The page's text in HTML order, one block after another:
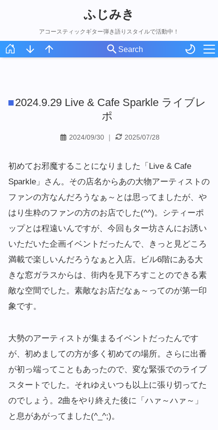
ふじみき
アコースティックギター弾き語りスタイルで活動中！
オリジナル曲
ライブ写真
2024.9.29 Live & Cafe Sparkle ライブレ
ポ
2024/09/30 ｜ 2025/07/28
初めてお邪魔することになりました「Live & Cafe
Sparkle」さん。その店名からあの大物アーティストの
ファンの方なんだろうなぁ～とは思ってましたが、や
はり生粋のファンの方のお店でした(^^)。シティーポ
ップとは程遠いんですが、今回もター坊さんにお誘い
いただいた企画イベントだったんで、きっと見どころ
満載で楽しいんだろうなぁと入店。ビル6階にある大
きな窓ガラスからは、街内を見下ろすことのできる素
敵な空間でした。素敵なお店だなぁ～ってのが第一印
象です。
大勢のアーティストが集まるイベントだったんです
が、初めましての方が多く初めての場所。さらに出番
が初っ端ってこともあったので、変な緊張でのライブ
スタートでした。それゆえいつも以上に張り切ってた
のでしょう。2曲をやり終えた後に「ハァ～ハァ～」
と息があがってました(^_^;)。